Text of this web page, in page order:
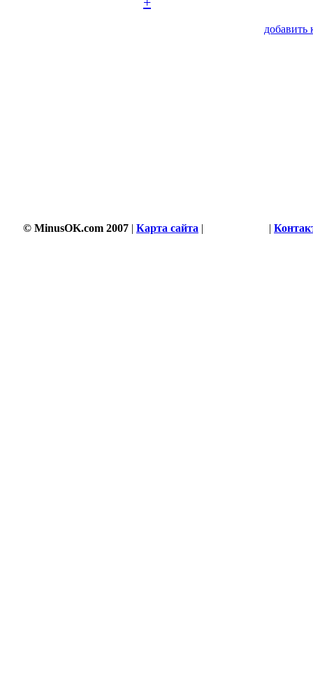
добавить
© MinusOK.com 2007 | Карта сайта | |